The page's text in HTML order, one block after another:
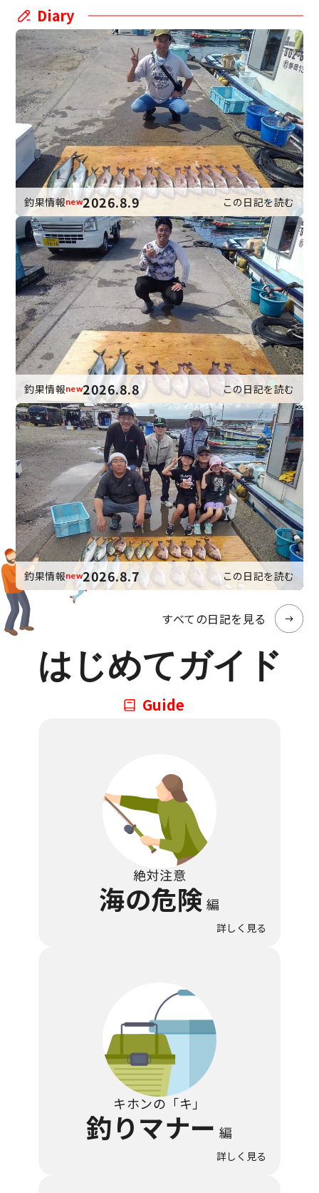
Diary
釣果情報new2026.8.9 この日記を読む
釣果情報new2026.8.8 この日記を読む
釣果情報new2026.8.7 この日記を読む
すべての日記を見る
はじめてガイド
Guide
絶対注意
海の危険 編
キホンの「キ」
釣りマナー 編